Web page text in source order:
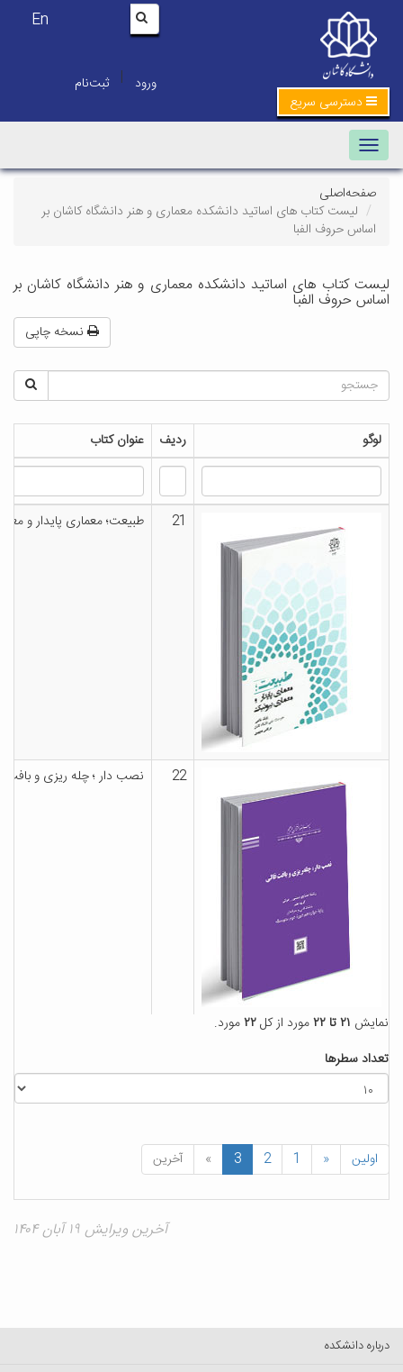
En
ورود | ثبت‌نام
دسترسی سریع
Toggle navigation
صفحه‌اصلی
لیست کتاب های اساتید دانشکده معماری و هنر دانشگاه کاشان بر
اساس حروف الفبا
لیست کتاب های اساتید دانشکده معماری و هنر دانشگاه کاشان بر
اساس حروف الفبا
نسخه چاپی
لوگو ردیف عنوان کتاب
21 طبیعت؛ معماری پایدار و
22 نصب دار ؛ چله ریزی و بافت
نمایش ۲۱ تا ۲۲ مورد از کل۲۲مورد.
تعداد سطرها
اولین «
1
2
3
» آخرین
آخرین ویرایش ۱۹ آبان ۱۴۰۴
درباره دانشکده